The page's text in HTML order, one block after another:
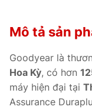
Mô tả sản
Goodyear là
Hoa Kỳ, có hơn
máy hiện đại tại
Assurance